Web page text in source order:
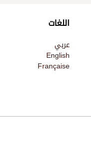
اللغات
عربي
English
Française